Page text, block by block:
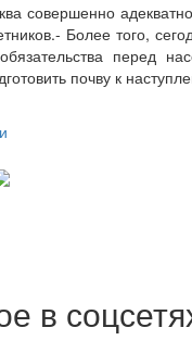
совершенно
Более того,
перед
почву к
в